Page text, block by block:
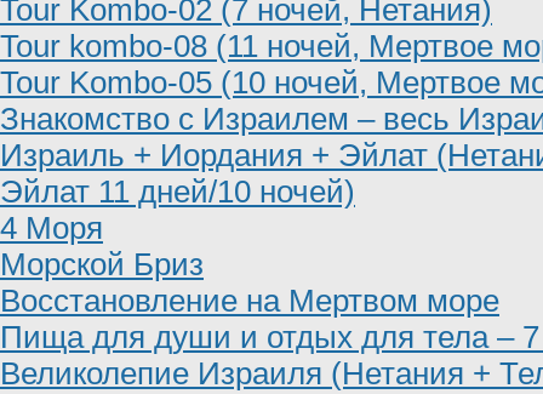
Tour Kombo-02 (7 ночей, Нетания)
Tour kombo-08 (11 ночей, Мертвое
Tour Kombo-05 (10 ночей, Мертвое
Знакомство с Израилем – весь
Израиль + Иордания + Эйлат
Эйлат 11 дней/10 ночей)
4 Моря
Морской Бриз
Восстановление на Мертвом море
Пища для души и отдых для тела –
Великолепие Израиля (Нетания +